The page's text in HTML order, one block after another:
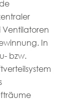
Ventilatoren
In
bzw.